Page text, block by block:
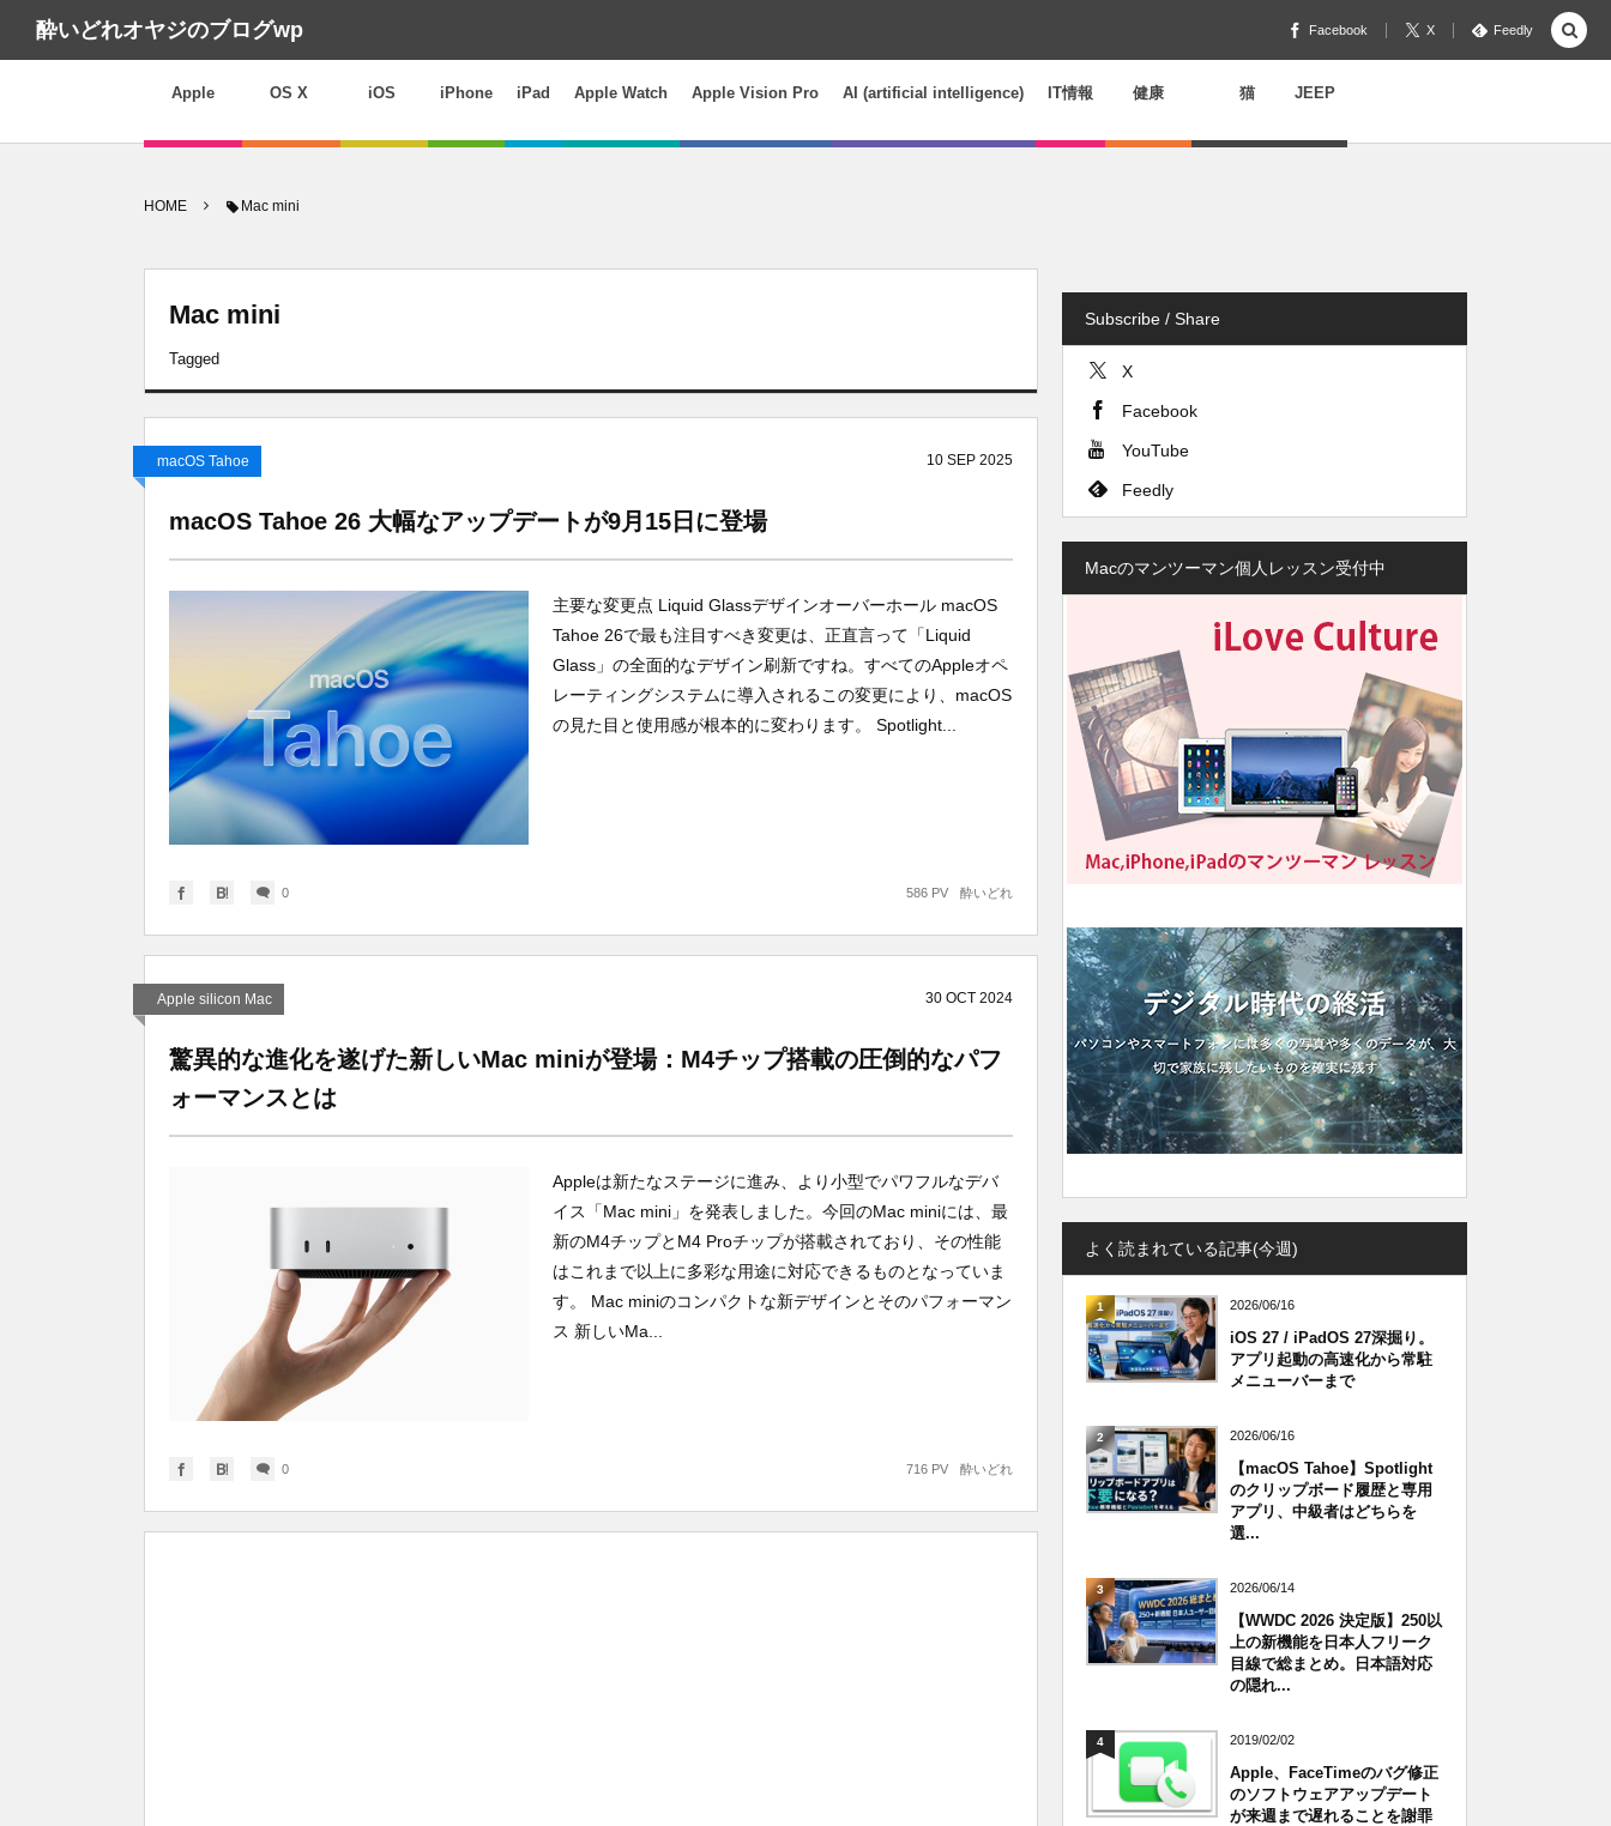
酔いどれオヤジのブログwp Facebook X Feedly
Apple OS X iOS iPhone iPad Apple Watch Apple Vision Pro AI (artificial intelligence) IT情報 健康 猫 JEEP
HOME Mac mini
Mac mini
Tagged
macOS Tahoe 10 SEP 2025
macOS Tahoe 26 大幅なアップデートが9月15日に登場
主要な変更点 Liquid Glassデザインオーバーホール macOS
Tahoe 26で最も注目すべき変更は、正直言って「Liquid
Glass」の全面的なデザイン刷新ですね。すべてのAppleオペ
レーティングシステムに導入されるこの変更により、macOS
の見た目と使用感が根本的に変わります。 Spotlight...
0 酔いどれ
586 PV
Apple silicon Mac 30 OCT 2024
驚異的な進化を遂げた新しいMac miniが登場：M4チップ搭載の圧倒的なパフ
ォーマンスとは
Appleは新たなステージに進み、より小型でパワフルなデバ
イス「Mac mini」を発表しました。今回のMac miniには、最
新のM4チップとM4 Proチップが搭載されており、その性能
はこれまで以上に多彩な用途に対応できるものとなっていま
す。 Mac miniのコンパクトな新デザインとそのパフォーマン
ス 新しいMa...
0 酔いどれ
716 PV
Subscribe / Share
X
Facebook
YouTube
Feedly
Macのマンツーマン個人レッスン受付中
よく読まれている記事(今週)
1 2026/06/16
iOS 27 / iPadOS 27深掘り。
アプリ起動の高速化から常駐
メニューバーまで
2 2026/06/16
【macOS Tahoe】Spotlight
のクリップボード履歴と専用
アプリ、中級者はどちらを
選...
3 2026/06/14
【WWDC 2026 決定版】250以
上の新機能を日本人フリーク
目線で総まとめ。日本語対応
の隠れ...
4 2019/02/02
Apple、FaceTimeのバグ修正
のソフトウェアアップデート
が来週まで遅れることを謝罪